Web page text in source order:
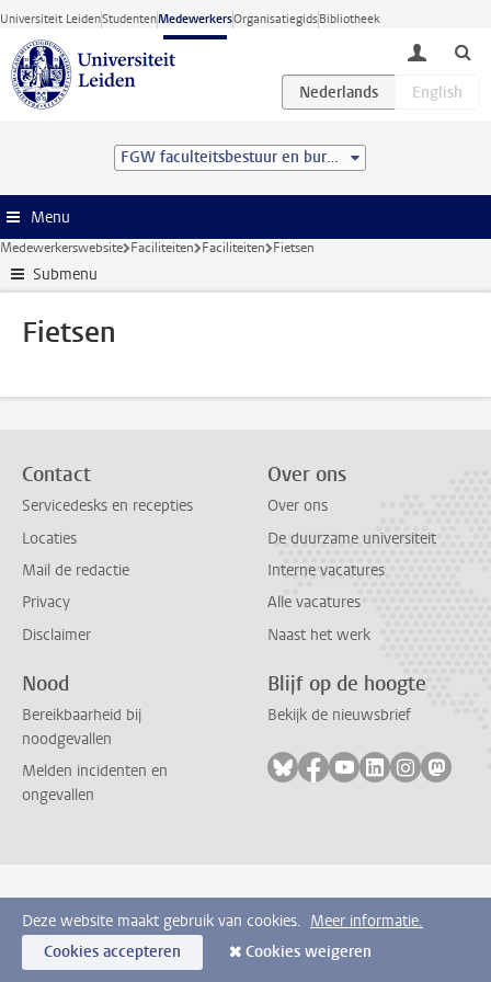
Ga direct naar de inhoud
Universiteit LeidenStudentenMedewerkersOrganisatiegidsBibliotheek
toggle
FGW faculteitsbestuur en bureau
Menu
Medewerkerswebsite Faciliteiten Faciliteiten Fietsen
Submenu
Fietsen
Contact
Servicedesks en recepties
Locaties
Mail de redactie
Privacy
Disclaimer
Over ons
Over ons
De duurzame universiteit
Interne vacatures
Alle vacatures
Naast het werk
Nood
Bereikbaarheid bij
noodgevallen
Melden incidenten en
ongevallen
Blijf op de hoogte
Bekijk de nieuwsbrief
Volg ons op bluesky
Volg ons op facebook
Volg ons op
Volg ons op
Volg ons
Volg
Deze website maakt gebruik van cookies. Meer informatie.
Cookies accepteren
Cookies weigeren